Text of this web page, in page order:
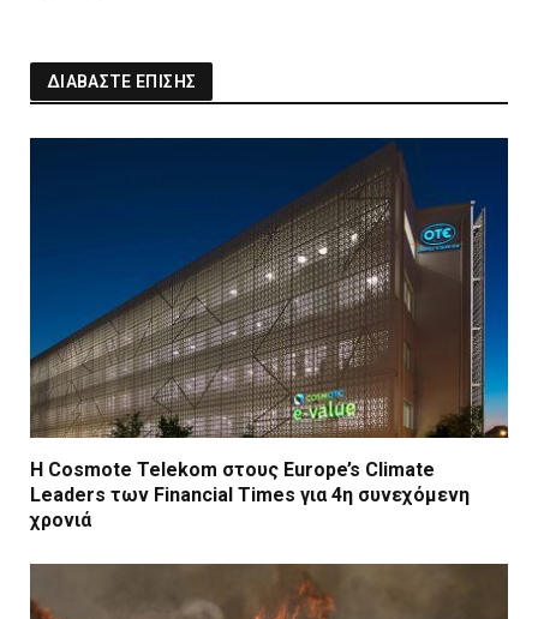
ΔΙΑΒΑΣΤΕ ΕΠΙΣΗΣ
Η Cosmote Telekom στους Europe’s Climate
Leaders των Financial Times για 4η συνεχόμενη
χρονιά